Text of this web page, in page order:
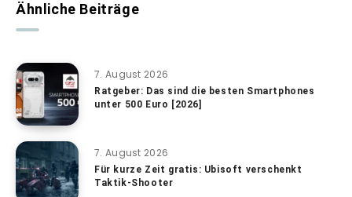
Ähnliche Beiträge
7. August 2026
Ratgeber: Das sind die besten Smartphones
unter 500 Euro [2026]
7. August 2026
Für kurze Zeit gratis: Ubisoft verschenkt
Taktik-Shooter